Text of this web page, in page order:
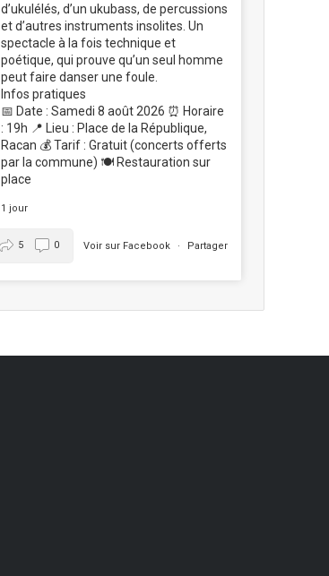
d’ukulélés, d’un ukubass, de percussions
et d’autres instruments insolites. Un
spectacle à la fois technique et
poétique, qui prouve qu’un seul homme
peut faire danser une foule.
Infos pratiques
📅 Date : Samedi 8 août 2026 ⏰ Horaire
: 19h 📍 Lieu : Place de la République,
Racan 💰 Tarif : Gratuit (concerts offerts
par la commune) 🍽️ Restauration sur
place
1 jour
Voir sur Facebook · Partager
5 0